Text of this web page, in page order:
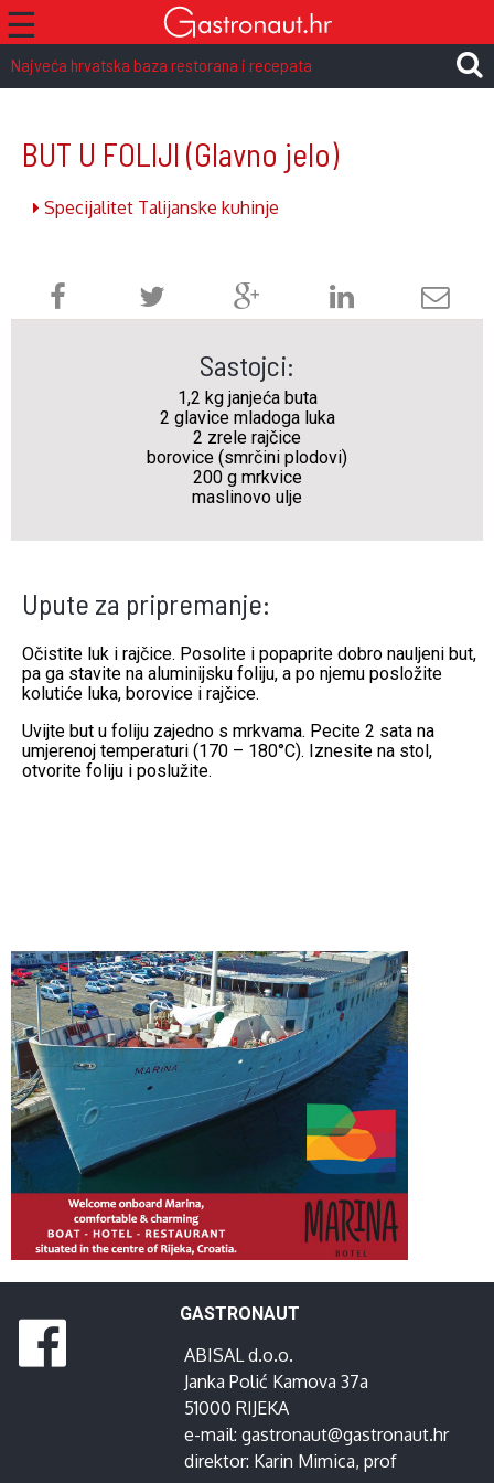
☰
Najveća hrvatska baza restorana i recepata
BUT U FOLIJI (Glavno jelo)
Specijalitet Talijanske kuhinje
Sastojci:
1,2 kg janjeća buta
2 glavice mladoga luka
2 zrele rajčice
borovice (smrčini plodovi)
200 g mrkvice
maslinovo ulje
Upute za pripremanje:
Očistite luk i rajčice. Posolite i popaprite dobro nauljeni but,
pa ga stavite na aluminijsku foliju, a po njemu posložite
kolutiće luka, borovice i rajčice.
Uvijte but u foliju zajedno s mrkvama. Pecite 2 sata na
umjerenoj temperaturi (170 – 180°C). Iznesite na stol,
otvorite foliju i poslužite.
GASTRONAUT
ABISAL d.o.o.
Janka Polić Kamova 37a
51000 RIJEKA
e-mail: gastronaut@gastronaut.hr
direktor: Karin Mimica, prof